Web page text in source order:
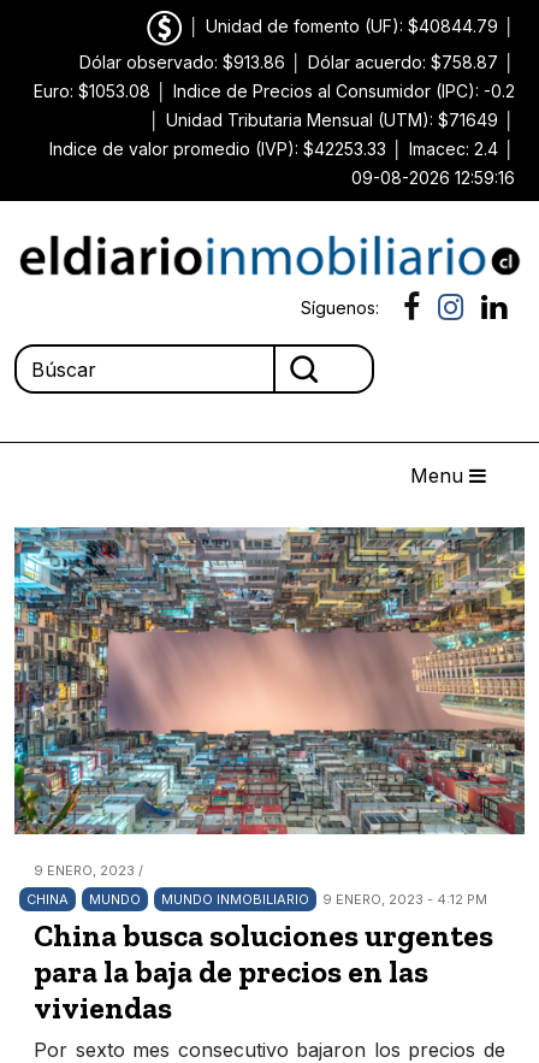
Unidad de fomento (UF): $40844.79
Dólar observado: $913.86
Dólar acuerdo: $758.87
Euro: $1053.08
Indice de Precios al Consumidor (IPC): -0.2
Unidad Tributaria Mensual (UTM): $71649
Indice de valor promedio (IVP): $42253.33
Imacec: 2.4
09-08-2026 12:59:16
Síguenos:
Menu
9 ENERO, 2023 /
CHINA
MUNDO MUNDO INMOBILIARIO 9 ENERO, 2023 - 4:12 PM
China busca soluciones urgentes
para la baja de precios en las
viviendas
Por sexto mes consecutivo bajaron los precios de